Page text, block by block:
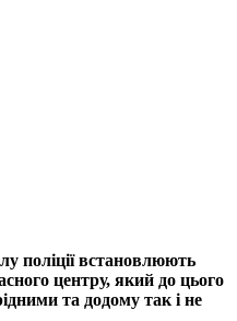
поліції встановлюють
центру, який до цього
та додому так і не